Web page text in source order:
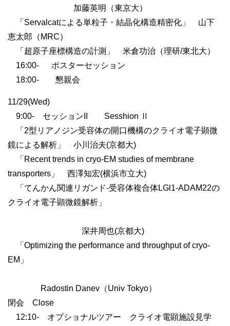
加藤英明（東京大）
「Servalcatによる単粒子・結晶化構造精密化」 山下
恵太郎（MRC）
「超原子座標構造の計測」 米倉功治（理研/東北大）
16:00- ポスターセッション
18:00- 懇親会
11/29(Wed)
9:00- セッションII Sesshion Ⅱ
「2型リアノジン受容体の開口機構のクライオ電子顕微
鏡による解析」 小川治夫(京都大)
「Recent trends in cryo-EM studies of membrane
transporters」 西澤知宏(横浜市立大)
「てんかん関連リガンド-受容体複合体LGl1-ADAM22の
クライオ電子顕微鏡解析」
深井周也(京都大)
「Optimizing the performance and throughput of cryo-
EM」
Radostin Danev（Univ Tokyo）
閉会 Close
12:10- オプショナルツアー クライオ電顕施設見学